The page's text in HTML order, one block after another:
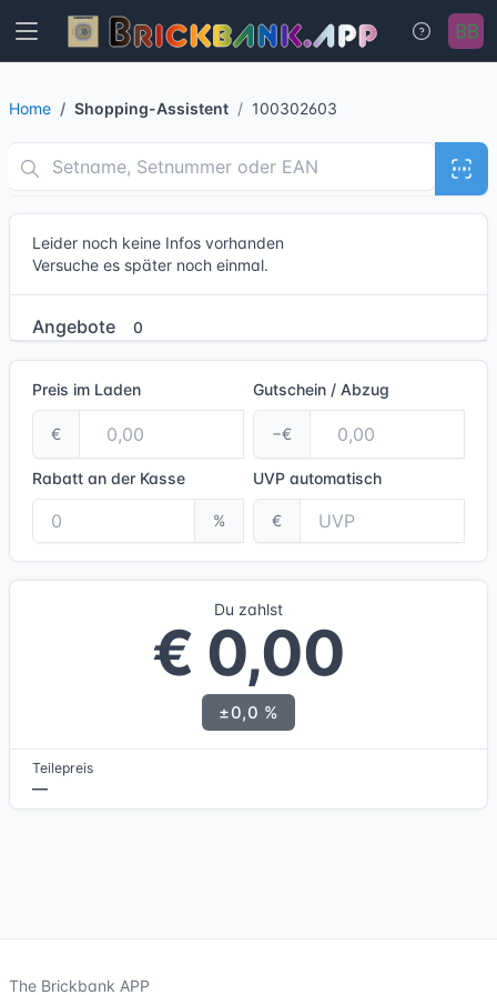
Home Shopping-Assistent 100302603
Leider noch keine Infos vorhanden
Versuche es später noch einmal.
Angebote 0
Preis im Laden
€
Gutschein / Abzug
−€
Rabatt an der Kasse
%
UVP automatisch
€
Du zahlst
€ 0,00
±0,0 %
Teilepreis
—
The Brickbank APP